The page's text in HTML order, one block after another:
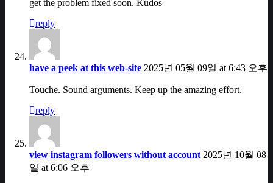
get the problem fixed soon. Kudos
reply
have a peek at this web-site 2025년 05월 09일 at 6:43 오후
Touche. Sound arguments. Keep up the amazing effort.
reply
view instagram followers without account 2025년 10월 08
일 at 6:06 오후